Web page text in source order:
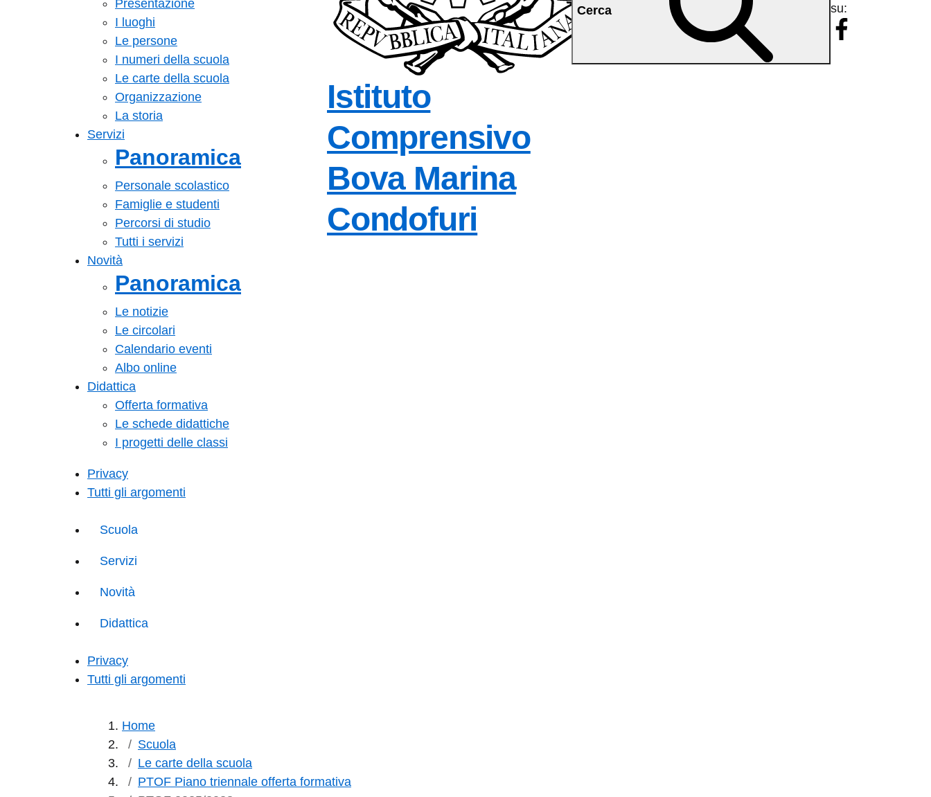
Presentazione
I luoghi
Le persone
I numeri della scuola
Le carte della scuola
Organizzazione
La storia
Servizi
Panoramica
Personale scolastico
Famiglie e studenti
Percorsi di studio
Tutti i servizi
Novità
Panoramica
Le notizie
Le circolari
Calendario eventi
Albo online
Didattica
Offerta formativa
Le schede didattiche
I progetti delle classi
Privacy
Tutti gli argomenti
Istituto
Comprensivo
Bova Marina
Condofuri
Cerca
su:
Scuola
Servizi
Novità
Didattica
Privacy
Tutti gli argomenti
Home
Scuola
Le carte della scuola
PTOF Piano triennale offerta formativa